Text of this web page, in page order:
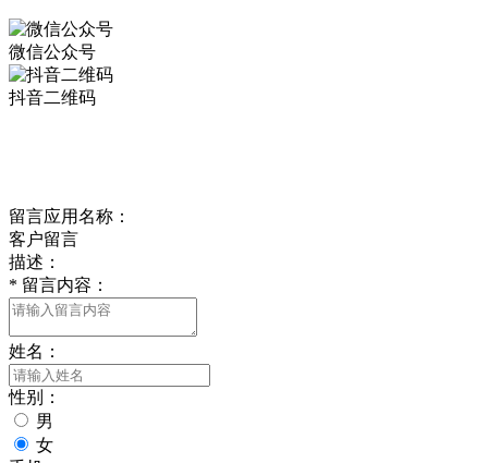
微信公众号
抖音二维码
留言应用名称：
客户留言
描述：
* 留言内容：
姓名：
性别：
男
女